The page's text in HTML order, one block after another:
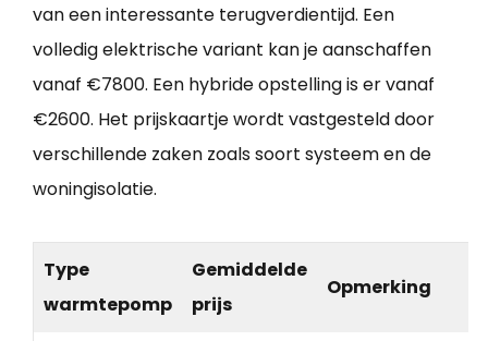
van een interessante terugverdientijd. Een
volledig elektrische variant kan je aanschaffen
vanaf €7800. Een hybride opstelling is er vanaf
€2600. Het prijskaartje wordt vastgesteld door
verschillende zaken zoals soort systeem en de
woningisolatie.
Type
warmtepomp
Gemiddelde
prijs
Opmerking